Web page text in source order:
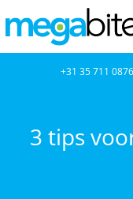
naar
inhoud
Netwerkbeheer
+31 35 711 0876
3 tips